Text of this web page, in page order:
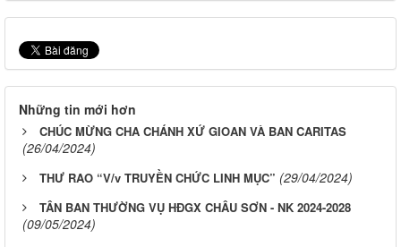
Những tin mới hơn
CHÚC MỪNG CHA CHÁNH XỨ GIOAN VÀ BAN CARITAS
(26/04/2024)
THƯ RAO “V/v TRUYỀN CHỨC LINH MỤC” (29/04/2024)
TÂN BAN THƯỜNG VỤ HĐGX CHÂU SƠN - NK 2024-2028
(09/05/2024)